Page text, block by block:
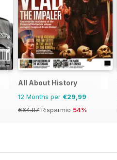
All About History
12 Months per €29,99
€64.87 Risparmio 54%